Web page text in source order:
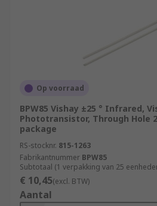
Op voorraad
BPW85 Vishay ±25 ° Infrared,
Phototransistor, Through Hole
package
RS-stocknr. 815-1263
Fabrikantnummer BPW85
Subtotaal (1 verpakking van 25
€ 10,45(excl. BTW)
Aantal